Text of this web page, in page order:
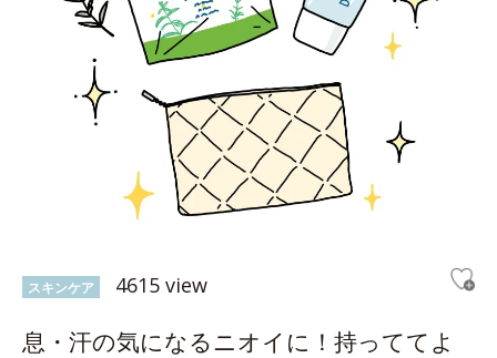
スキンケア 4615 view
息・汗の気になるニオイに！持っててよ